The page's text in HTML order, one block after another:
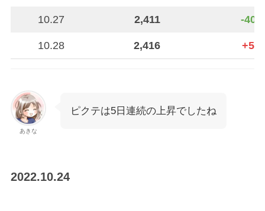
10.27 2,411 -40
10.28 2,416 +5
あきな
ピクテは5日連続の上昇でしたね
2022.10.24